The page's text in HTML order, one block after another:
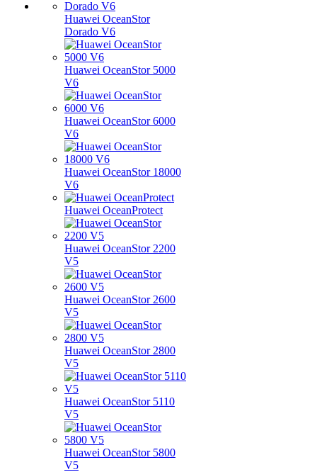
Huawei OceanStor
Dorado V6
Huawei OceanStor 5000
V6
Huawei OceanStor 6000
V6
Huawei OceanStor 18000
V6
Huawei OceanProtect
Huawei OceanStor 2200
V5
Huawei OceanStor 2600
V5
Huawei OceanStor 2800
V5
Huawei OceanStor 5110
V5
Huawei OceanStor 5800
V5